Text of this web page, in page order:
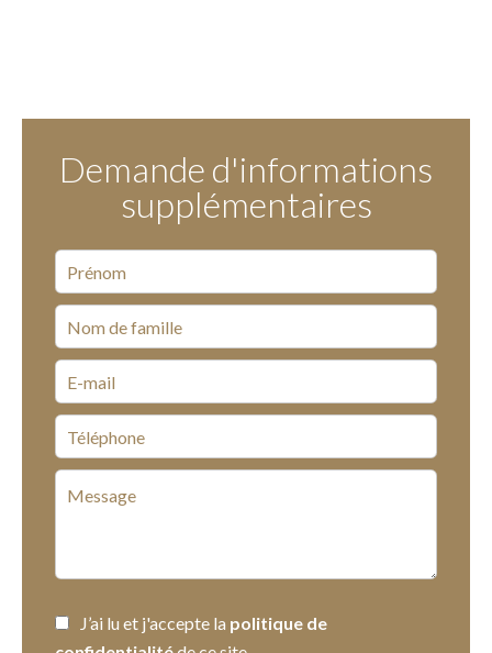
Demande d'informations
supplémentaires
J’ai lu et j'accepte la politique de